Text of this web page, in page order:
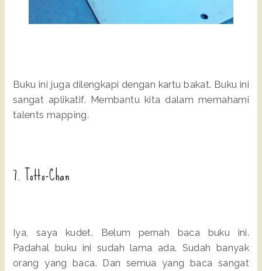
Buku ini juga dilengkapi dengan kartu bakat. Buku ini
sangat aplikatif. Membantu kita dalam memahami
talents mapping.
7. Totto-Chan
Iya, saya kudet. Belum pernah baca buku ini.
Padahal buku ini sudah lama ada. Sudah banyak
orang yang baca. Dan semua yang baca sangat